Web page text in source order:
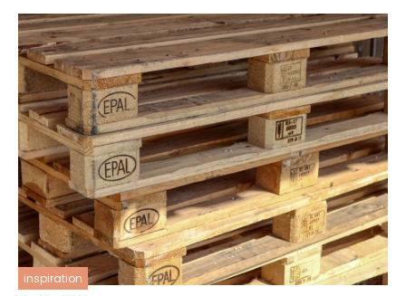
inspiration